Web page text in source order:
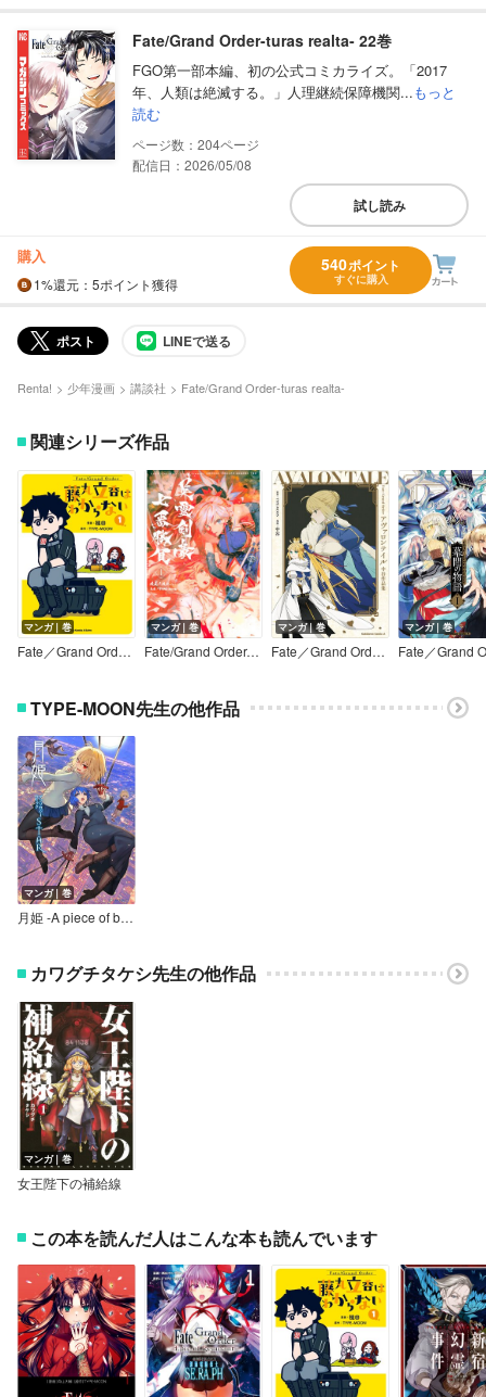
Fate/Grand Order-turas realta- 22巻
FGO第一部本編、初の公式コミカライズ。「2017
年、人類は絶滅する。」人理継続保障機関...もっと
読む
204
配信日：2026/05/08
試し読み
購入
1%還元 ：5ポイント獲得
540ポイント
すぐに購入
ポスト LINEで送る
Renta! 少年漫画 講談社 Fate/Grand Order-turas realta-
関連シリーズ作品
マンガ｜巻
Fate／Grand Order 藤丸立香はわからない
マンガ｜巻
Fate/Grand Order-Epic of Remnant-亜種特異点3/亜種並行世界 屍山血河舞台 下総国 英霊剣豪七番勝負
マンガ｜巻
Fate／Grand Order アヴァロンテイル 中谷作品集
マンガ｜巻
TYPE-MOON先生の他作品
マンガ｜巻
月姫 -A piece of blue glass moon- アンソロジーコミックSTAR
カワグチタケシ先生の他作品
マンガ｜巻
女王陛下の補給線
この本を読んだ人はこんな本も読んでいます